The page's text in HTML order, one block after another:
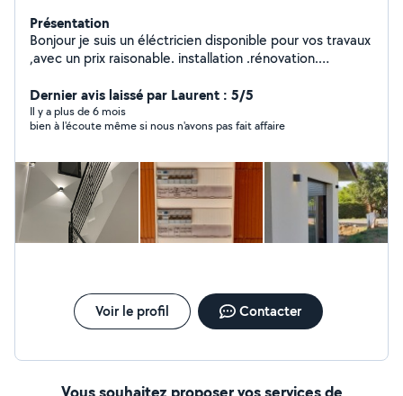
Présentation
Bonjour je suis un éléctricien disponible pour vos travaux
,avec un prix raisonable. installation .rénovation.
Dernier avis laissé par Laurent : 5/5
Il y a plus de 6 mois
bien à l'écoute même si nous n'avons pas fait affaire
Voir le profil Contacter